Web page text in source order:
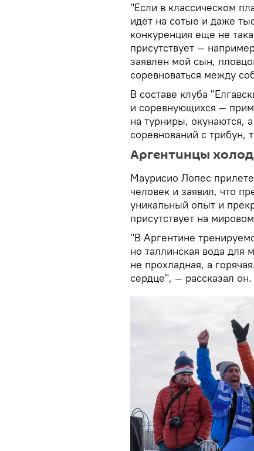
"Если в классическом
идет на сотые и даже
конкуренция еще не
присутствует —
заявлен мой сын,
соревноваться между
В составе клуба
и соревнующихся —
на турниры, окунаются,
соревнований с трибун,
Аргентинцы
Маурисио Лопес
человек и заявил, что
уникальный опыт и
присутствует на
"В Аргентине
но таллинская вода для
не прохладная, а
сердце", — рассказал он.